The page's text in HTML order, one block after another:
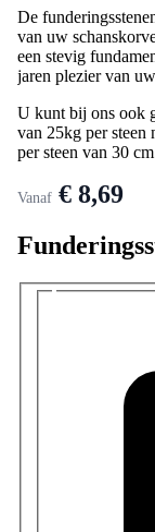
De
van uw
een stevig
jaren plezier van
U kunt bij ons ook
van 25kg per steen
per steen van 30
Vanaf € 8,69